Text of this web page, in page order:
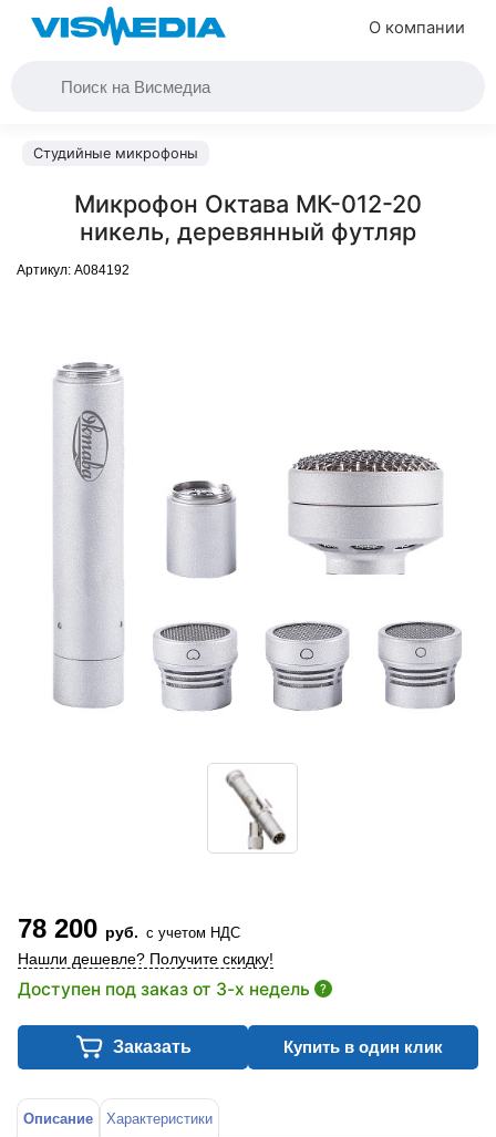
О компании
Студийные микрофоны
Микрофон Октава МК-012-20
никель, деревянный футляр
Артикул: A084192
78 200 руб. с учетом НДС
Нашли дешевле? Получите скидку!
Доступен под заказ от 3-х недель ?
Заказать Купить в один клик
Описание Характеристики